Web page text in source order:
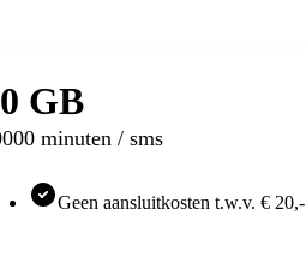
5G
5G
GB
minuten / sms
Geen aansluitkosten t.w.v. € 20,-